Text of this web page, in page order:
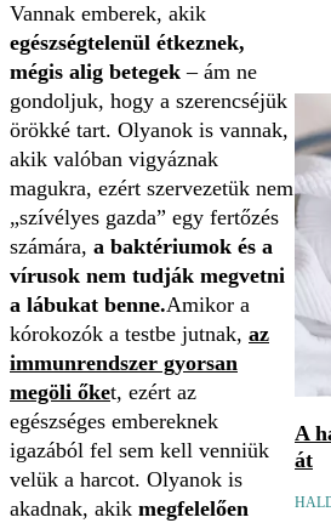
Vannak emberek, akik
egészségtelenül étkeznek,
mégis alig betegek – ám ne
gondoljuk, hogy a szerencséjük
örökké tart. Olyanok is vannak,
akik valóban vigyáznak
magukra, ezért szervezetük nem
„szívélyes gazda” egy fertőzés
számára, a baktériumok és a
vírusok nem tudják megvetni
a lábukat benne.Amikor a
kórokozók a testbe jutnak, az
immunrendszer gyorsan
megöli őket, ezért az
egészséges embereknek
igazából fel sem kell venniük
velük a harcot. Olyanok is
akadnak, akik megfelelően
A
át